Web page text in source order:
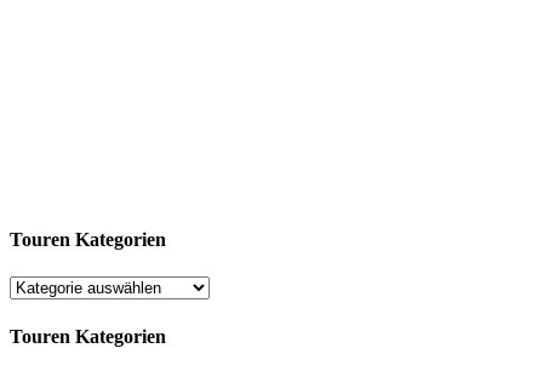
Touren Kategorien
Touren Kategorien